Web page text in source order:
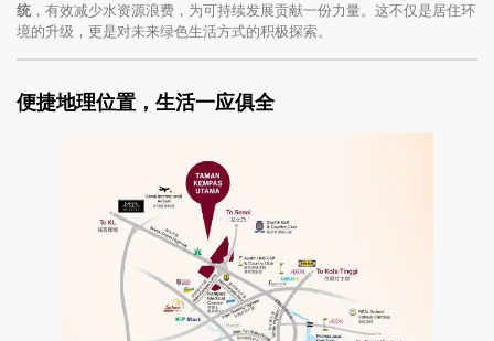
统 ，有效减少水资源浪费，为可持续发展贡献一份力量。这不仅是居住环
境的升级，更是对未来绿色生活方式的积极探索。
便捷地理位置，生活一应俱全